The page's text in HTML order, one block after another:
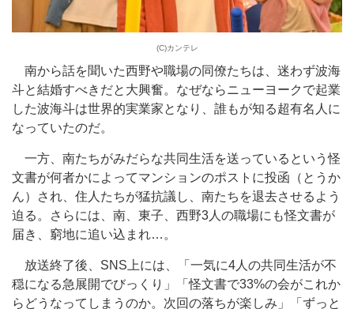
(C)カンテレ
南から話を聞いた西野や職場の同僚たちは、迷わず波海
斗と結婚すべきだと大興奮。なぜならニューヨークで起業
した波海斗は世界的実業家となり、誰もが知る超有名人に
なっていたのだ。
一方、南たちがみだらな共同生活を送っているという怪
文書が何者かによってマンションのポストに投函（とうか
ん）され、住人たちが猛抗議し、南たちを退去させるよう
迫る。さらには、南、東子、西野3人の職場にも怪文書が
届き、窮地に追い込まれ…。
放送終了後、SNS上には、「一気に4人の共同生活が不
穏になる急展開でびっくり」「怪文書で33%の会がこれか
らどうなってしまうのか。次回の落ちが楽しみ」「ずっと